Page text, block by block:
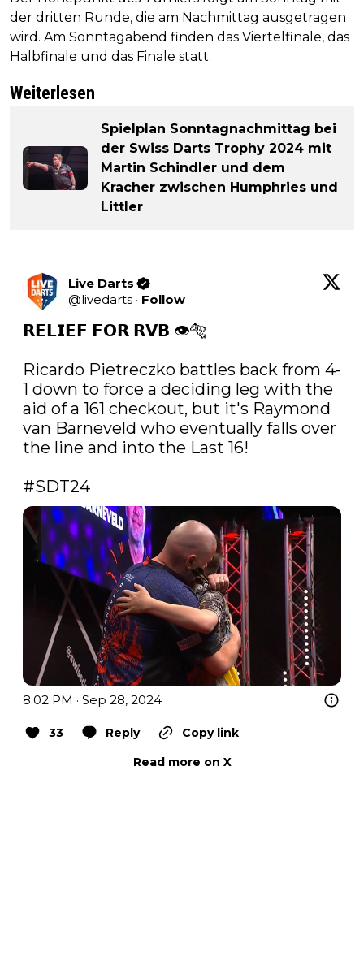
der dritten Runde, die am Nachmittag ausgetragen
wird. Am Sonntagabend finden das Viertelfinale, das
Halbfinale und das Finale statt.
Weiterlesen
Spielplan Sonntagnachmittag bei
der Swiss Darts Trophy 2024 mit
Martin Schindler und dem
Kracher zwischen Humphries und
Littler
Live Darts
@livedarts · Follow
𝗥𝗘𝗟𝗜𝗘𝗙 𝗙𝗢𝗥 𝗥𝗩𝗕 👁️🐅
Ricardo Pietreczko battles back from 4-
1 down to force a deciding leg with the
aid of a 161 checkout, but it's Raymond
van Barneveld who eventually falls over
the line and into the Last 16!
#SDT24
8:02 PM · Sep 28, 2024
33 Reply
Copy link
Read more on X